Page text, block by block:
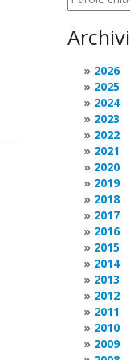
Archivi
2026
2025
2024
2023
2022
2021
2020
2019
2018
2017
2016
2015
2014
2013
2012
2011
2010
2009